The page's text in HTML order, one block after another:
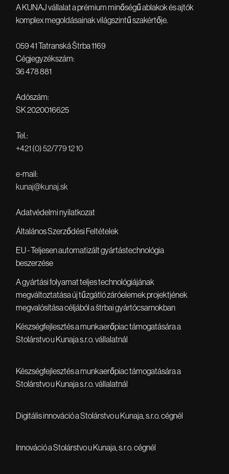
és egyáltalán nem bántuk meg.
Szuper, csak ajánlani tudom.
A KUNAJ vállalat a prémium minőségű ablakok és ajtók
komplex megoldásainak világszintű szakértője.
059 41 Tatranská Štrba 1169
Cégjegyzékszám:
36 478 881
Adószám:
SK 2020016625
Tel.:
+421 (0) 52/779 12 10
e-mail:
kunaj@kunaj.sk
Adatvédelmi nyilatkozat
Általános Szerződési Feltételek
EU - Teljesen automatizált gyártástechnológia
beszerzése
A gyártási folyamat teljes technológiájának
megváltoztatása új tűzgátló záróelemek projektjének
megvalósítása céljából a štrbai gyártócsarnokban
Készségfejlesztés a munkaerőpiac támogatására a
Stolárstvo u Kunaja s.r.o. vállalatnál
Készségfejlesztés a munkaerőpiac támogatására a
Stolárstvo u Kunaja s.r.o. vállalatnál
Digitális innováció a Stolárstvo u Kunaja, s.r.o. cégnél
Innováció a Stolárstvo u Kunaja, s.r.o. cégnél